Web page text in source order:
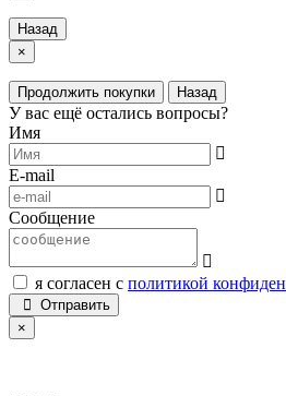
Назад
×
Продолжить покупки Назад
У вас ещё остались вопросы?
Имя
E-mail
Сообщение
я согласен с политикой
Отправить
×